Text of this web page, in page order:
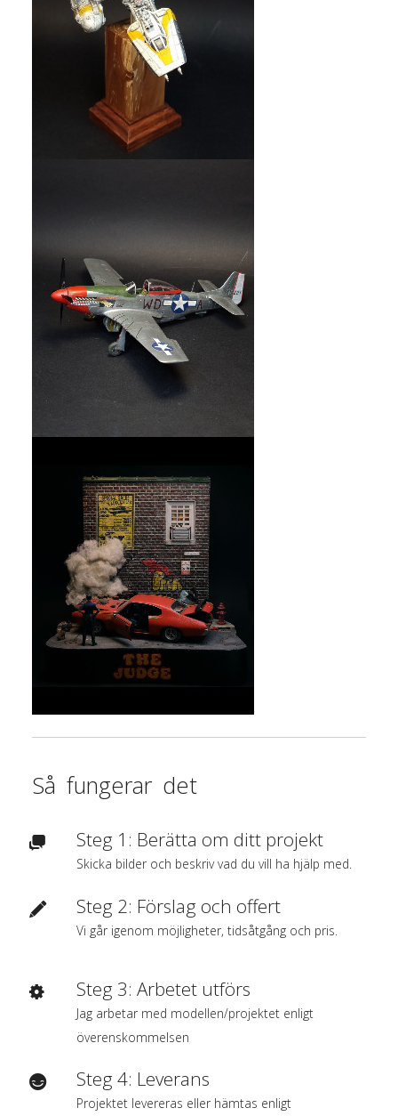
Så fungerar det
Steg 1: Berätta om ditt projekt
Skicka bilder och beskriv vad du vill ha hjälp med.
Steg 2: Förslag och offert
Vi går igenom möjligheter, tidsåtgång och pris.
Steg 3: Arbetet utförs
Jag arbetar med modellen/projektet enligt
överenskommelsen
Steg 4: Leverans
Projektet levereras eller hämtas enligt